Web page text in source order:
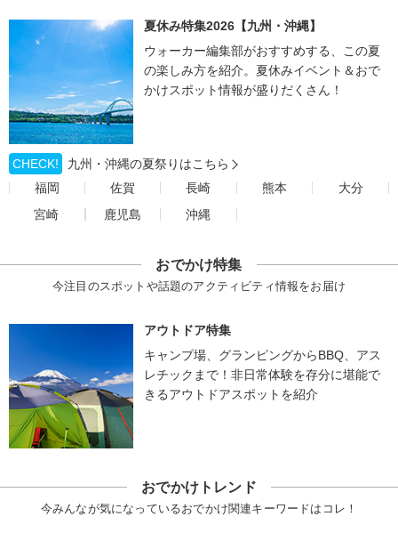
夏休み特集2026【九州・沖縄】
ウォーカー編集部がおすすめする、この夏
の楽しみ方を紹介。夏休みイベント＆おで
かけスポット情報が盛りだくさん！
CHECK!
九州・沖縄の夏祭りはこちら
福岡
佐賀 長崎 熊本
大分
宮崎
鹿児島 沖縄
おでかけ特集
今注目のスポットや話題のアクティビティ情報をお届け
アウトドア特集
キャンプ場、グランピングからBBQ、アス
レチックまで！非日常体験を存分に堪能で
きるアウトドアスポットを紹介
おでかけトレンド
今みんなが気になっているおでかけ関連キーワードはコレ！